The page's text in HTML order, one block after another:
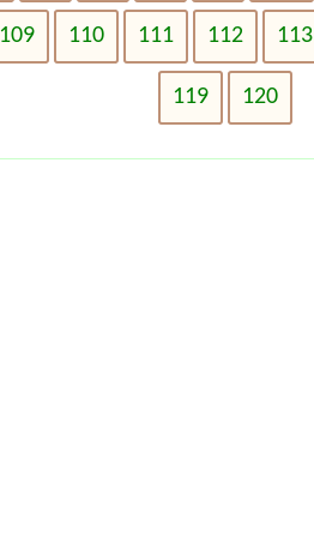
109 110 111 112 113
119 120